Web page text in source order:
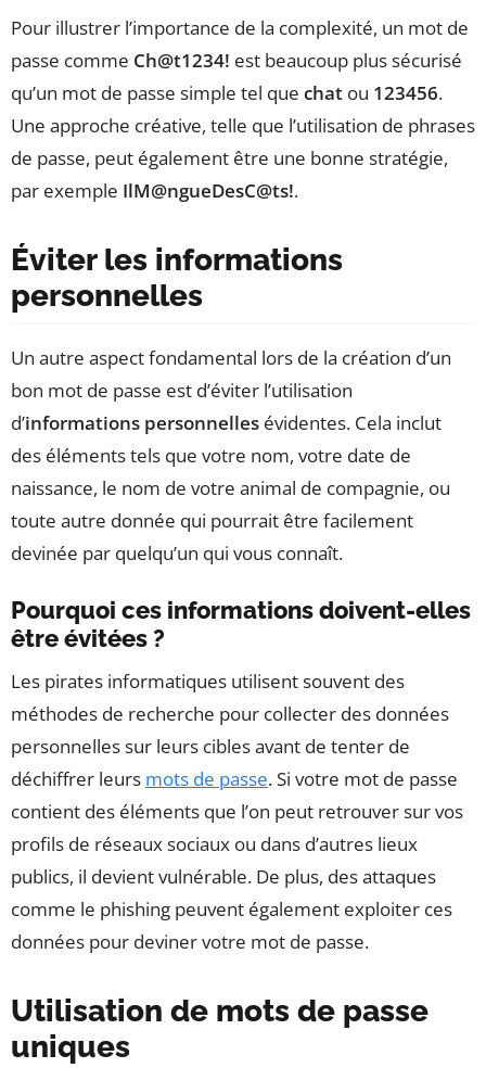
Pour illustrer l’importance de la complexité, un mot de
passe comme Ch@t1234! est beaucoup plus sécurisé
qu’un mot de passe simple tel que chat ou 123456.
Une approche créative, telle que l’utilisation de phrases
de passe, peut également être une bonne stratégie,
par exemple IlM@ngueDesC@ts!.
Éviter les informations
personnelles
Un autre aspect fondamental lors de la création d’un
bon mot de passe est d’éviter l’utilisation
d’informations personnelles évidentes. Cela inclut
des éléments tels que votre nom, votre date de
naissance, le nom de votre animal de compagnie, ou
toute autre donnée qui pourrait être facilement
devinée par quelqu’un qui vous connaît.
Pourquoi ces informations doivent-elles
être évitées ?
Les pirates informatiques utilisent souvent des
méthodes de recherche pour collecter des données
personnelles sur leurs cibles avant de tenter de
déchiffrer leurs mots de passe. Si votre mot de passe
contient des éléments que l’on peut retrouver sur vos
profils de réseaux sociaux ou dans d’autres lieux
publics, il devient vulnérable. De plus, des attaques
comme le phishing peuvent également exploiter ces
données pour deviner votre mot de passe.
Utilisation de mots de passe
uniques